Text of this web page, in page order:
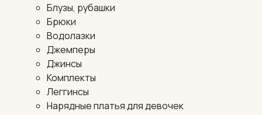
Блузы, рубашки
Брюки
Водолазки
Джемперы
Джинсы
Комплекты
Леггинсы
Нарядные платья для девочек